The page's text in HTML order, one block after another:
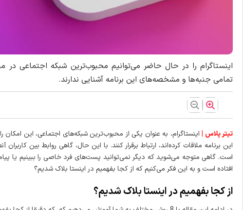
اینستاگرام را در حال حاضر می‌توانیم محبوب‌ترین شبکه اجتماعی در
تمامی جنبه‌ها و مشخصه‌های این برنامه آشنایی ندارند.
تیتر پلاس |اینستاگرام، به عنوان یکی از محبوب‌ترین شبکه‌های اجتماعی، این امکان
این برنامه ملاقات کرده‌اند، ارتباط برقرار کنند. با این حال، گاهی روابط بین
است. گاهی متوجه می‌شوید که دیگر نمی‌توانید پست‌های فرد خاصی را ببینیم یا
افتاده است و به این فکر می‌کنیم که از کجا بفهمیم در اینستا بلاک شدیم؟
از کجا بفهمیم در اینستا بلاک شدیم؟